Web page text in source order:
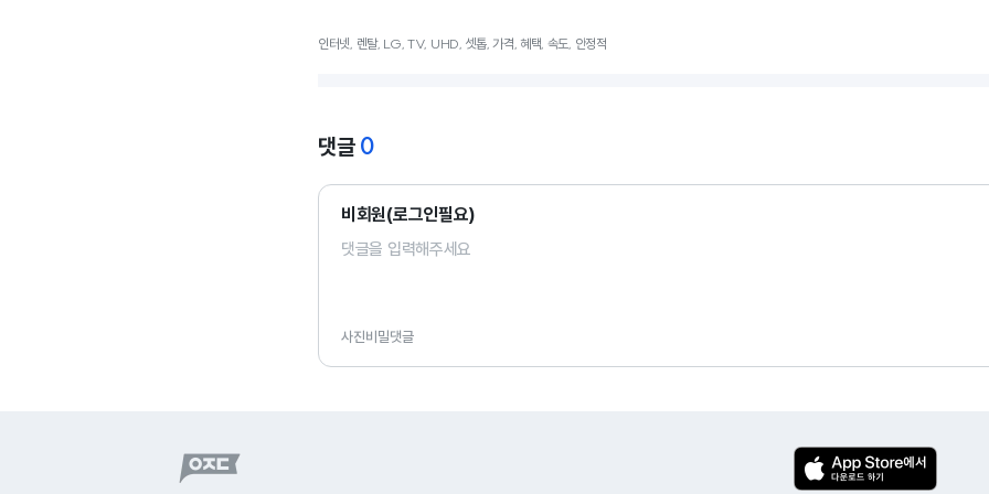
인터넷, 렌탈, LG, TV, UHD, 셋톱, 가격, 혜택, 속도, 안정적
댓글 0
비회원(로그인필요)
사진비밀댓글